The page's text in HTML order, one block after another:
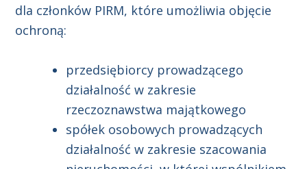
dla członków PIRM, które umożliwia objęcie
ochroną:
przedsiębiorcy prowadzącego
działalność w zakresie
rzeczoznawstwa majątkowego
spółek osobowych prowadzących
działalność w zakresie szacowania